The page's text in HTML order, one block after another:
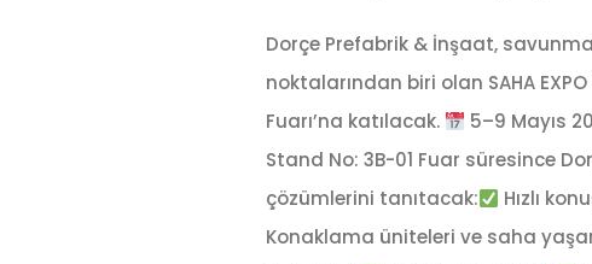
Dorçe Prefabrik & İnşaat,
noktalarından biri olan SAHA
Fuarı’na katılacak.
5–9 Mayıs
Stand No: 3B-01 Fuar süresince
çözümlerini tanıtacak:
Hızlı
Konaklama üniteleri ve saha